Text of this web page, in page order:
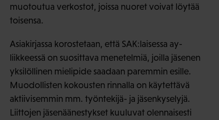
muotoutua verkostot, joissa nuoret voivat löytää
toisensa.
Asiakirjassa korostetaan, että SAK:laisessa ay-
liikkeessä on suosittava menetelmiä, joilla jäsenen
yksilöllinen mielipide saadaan paremmin esille.
Muodollisten kokousten rinnalla on käytettävä
aktiivisemmin mm. työntekijä- ja jäsenkyselyjä.
Liittojen jäsenäänestykset kuuluvat olennaisesti